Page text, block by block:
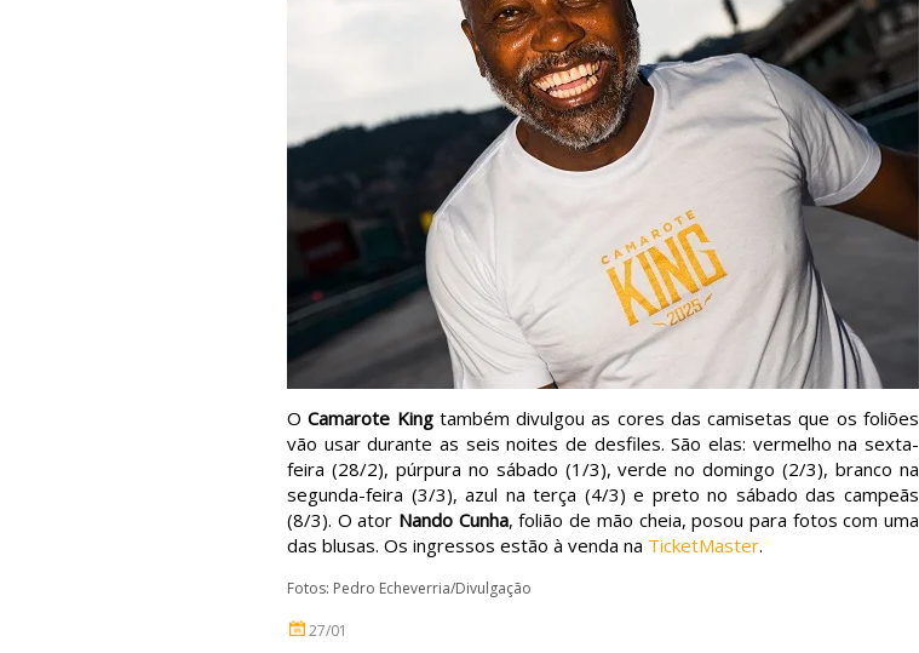
O Camarote Kingtambém divulgou as cores das camisetas que os foliões
vão usar durante as seis noites de desfiles. São elas: vermelho na sexta-
feira (28/2), púrpura no sábado (1/3), verde no domingo (2/3), branco na
segunda-feira (3/3), azul na terça (4/3) e preto no sábado das campeãs
(8/3). O ator Nando Cunha, folião de mão cheia, posou para fotos com uma
das blusas. Os ingressos estão à venda na TicketMaster.
Fotos: Pedro Echeverria/Divulgação
27/01